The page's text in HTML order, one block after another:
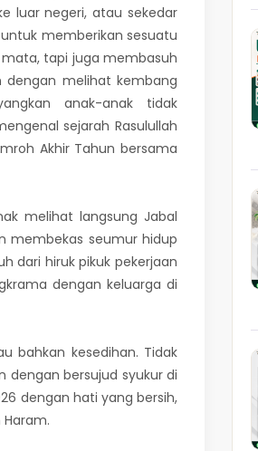
luar negeri, atau sekedar
memberikan sesuatu
tapi juga membasuh
dengan melihat kembang
anak-anak tidak
sejarah Rasulullah
Akhir Tahun bersama
melihat langsung Jabal
membekas seumur hidup
dari hiruk pikuk pekerjaan
dengan keluarga di
bahkan kesedihan. Tidak
bersujud syukur di
dengan hati yang bersih,